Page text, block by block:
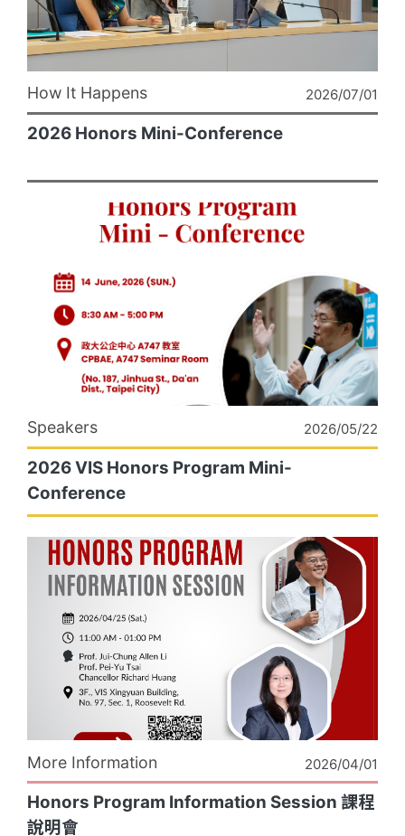
How It Happens 2026/07/01
2026 Honors Mini-Conference
Speakers 2026/05/22
2026 VIS Honors Program Mini-
Conference
More Information 2026/04/01
Honors Program Information Session 課程
說明會